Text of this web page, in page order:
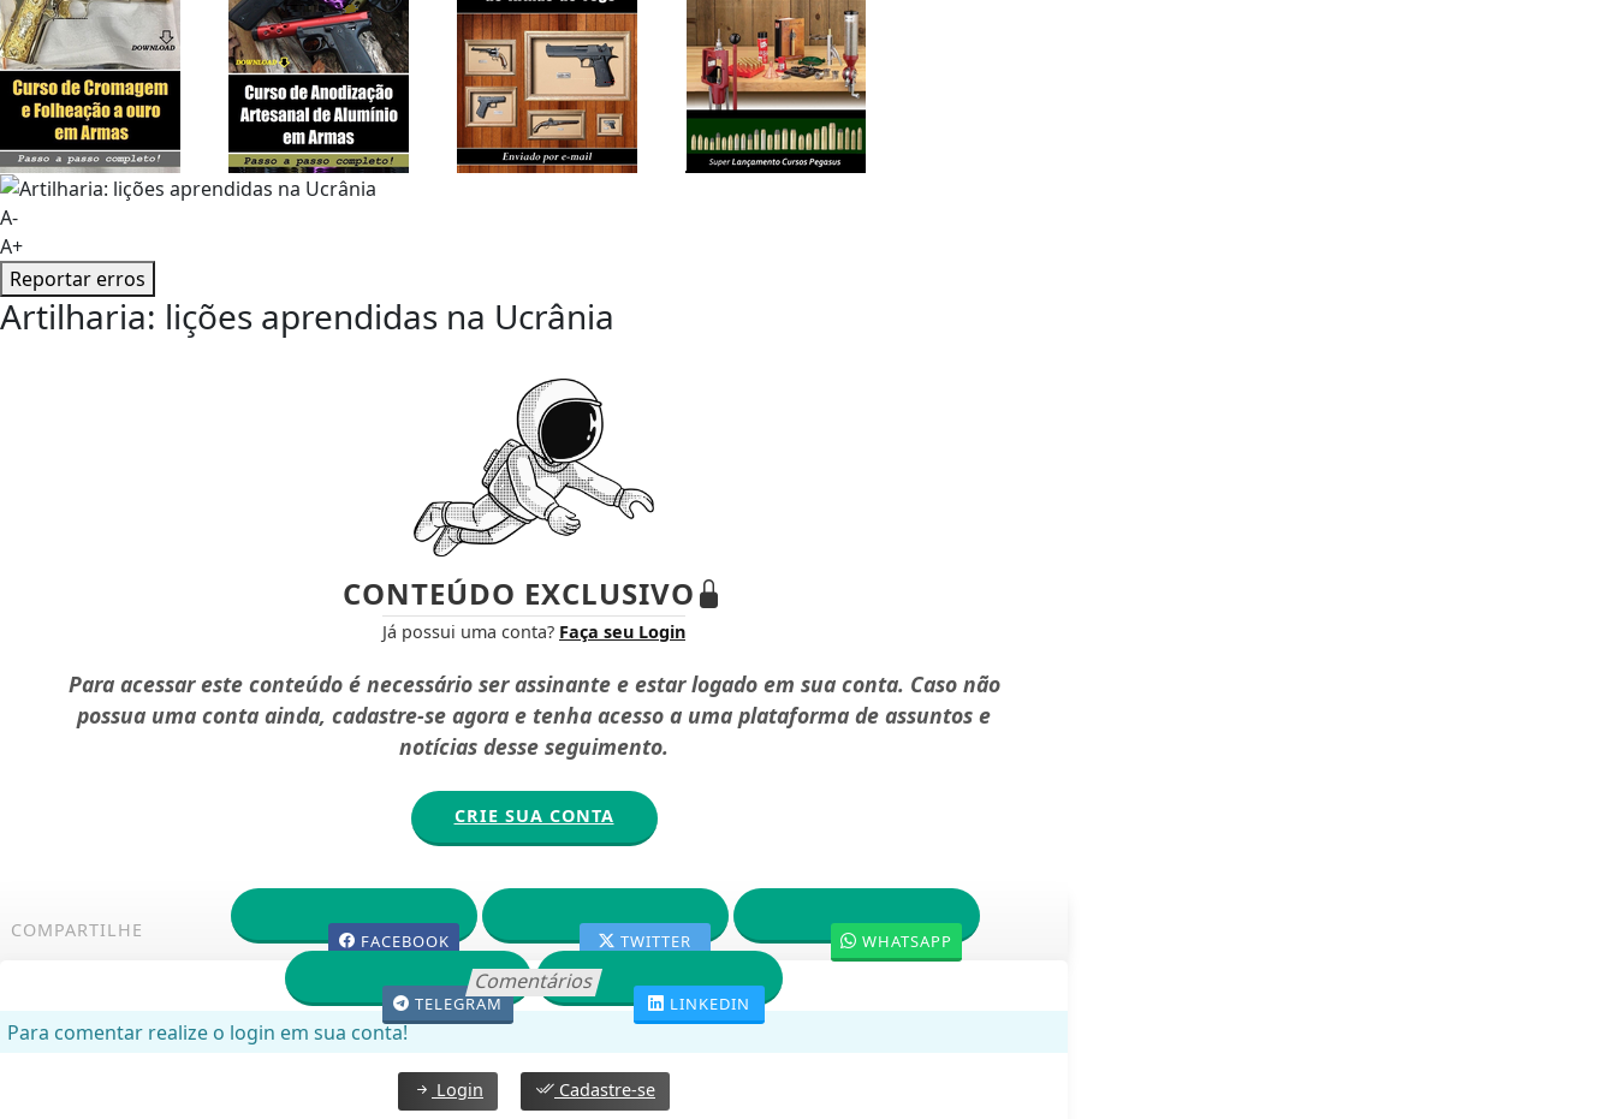
A-
A+
Reportar erros
Artilharia: lições aprendidas na Ucrânia
CONTEÚDO EXCLUSIVO
Já possui uma conta? Faça seu Login
Para acessar este conteúdo é necessário ser assinante e estar logado em sua conta. Caso não
possua uma conta ainda, cadastre-se agora e tenha acesso a uma plataforma de assuntos e
notícias desse seguimento.
CRIE SUA CONTA
COMPARTILHE FACEBOOK TWITTER WHATSAPP
TELEGRAM LINKEDIN
Comentários
Para comentar realize o login em sua conta!
Login Cadastre-se